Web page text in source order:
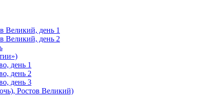
Великий, день 1
Великий, день 2
день 1
день 2
день 3
Ростов Великий)